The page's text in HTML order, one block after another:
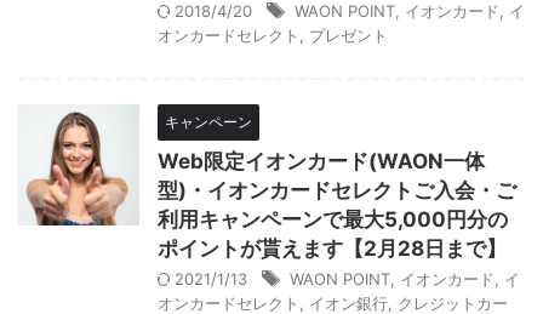
2018/4/20 WAON POINT イオンカード
イ
オンカードセレクト
プレゼント
キャンペーン
Web限定イオンカード(WAON一体
型)・イオンカードセレクトご入会・ご
利用キャンペーンで最大5,000円分の
ポイントが貰えます【2月28日まで】
2021/1/13 WAON POINT イオンカード
イ
オンカードセレクト
イオン銀行 クレジットカー